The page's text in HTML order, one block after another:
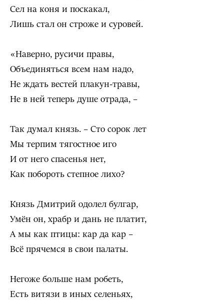
Сел на коня и поскакал,
Лишь стал он строже и суровей.
«Наверно, русичи правы,
Объединяться всем нам надо,
Не ждать вестей плакун-травы,
Не в ней теперь душе отрада, –
Так думал князь. – Сто сорок лет
Мы терпим тягостное иго
И от него спасенья нет,
Как побороть степное лихо?
Князь Дмитрий одолел булгар,
Умён он, храбр и дань не платит,
А мы как птицы: кар да кар –
Всё прячемся в свои палаты.
Негоже больше нам робеть,
Есть витязи в иных селеньях,